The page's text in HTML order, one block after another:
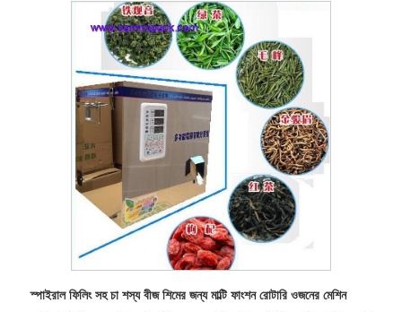
স্পাইরাল ফিলিং সহ চা শস্য বীজ শিমের জন্য মাল্টি ফাংশন রোটারি ওজনের মেশিন